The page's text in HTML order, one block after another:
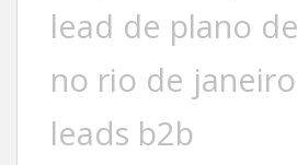
lead de plano
no rio de janeiro
leads b2b